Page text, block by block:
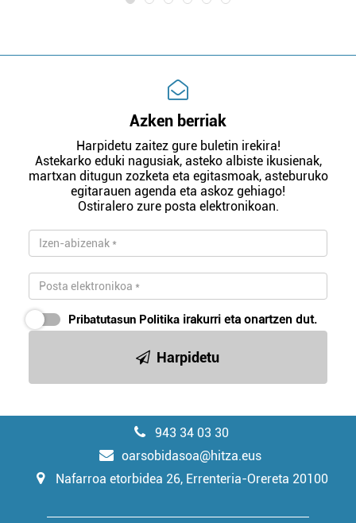
Azken berriak
Harpidetu zaitez gure buletin irekira!
Astekarko eduki nagusiak, asteko albiste ikusienak,
martxan ditugun zozketa eta egitasmoak, asteburuko
egitarauen agenda eta askoz gehiago!
Ostiralero zure posta elektronikoan.
Pribatutasun Politika irakurri eta onartzen dut.
Harpidetu
943 34 03 30
oarsobidasoa@hitza.eus
Nafarroa etorbidea 26, Errenteria-Orereta 20100